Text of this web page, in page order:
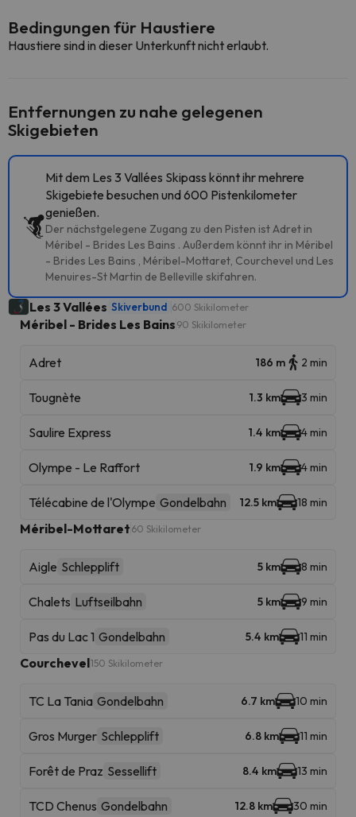
Bedingungen für Haustiere
Haustiere sind in dieser Unterkunft nicht erlaubt.
Entfernungen zu nahe gelegenen
Skigebieten
Mit dem Les 3 Vallées Skipass könnt ihr mehrere
Skigebiete besuchen und 600 Pistenkilometer
genießen.
Der nächstgelegene Zugang zu den Pisten ist Adret in
Méribel - Brides Les Bains . Außerdem könnt ihr in Méribel
- Brides Les Bains , Méribel-Mottaret, Courchevel und Les
Menuires-St Martin de Belleville skifahren.
Les 3 Vallées Skiverbund 600 Skikilometer
Méribel - Brides Les Bains 90 Skikilometer
Adret 186 m 2 min
Tougnète 1.3 km 3 min
Saulire Express 1.4 km 4 min
Olympe - Le Raffort 1.9 km 4 min
Télécabine de l'Olympe Gondelbahn 12.5 km 18 min
Méribel-Mottaret 60 Skikilometer
Aigle Schlepplift 5 km 8 min
Chalets Luftseilbahn 5 km 9 min
Pas du Lac 1 Gondelbahn 5.4 km 11 min
Courchevel150 Skikilometer
TC La Tania Gondelbahn 6.7 km 10 min
Gros Murger Schlepplift 6.8 km 11 min
Forêt de Praz Sessellift 8.4 km 13 min
TCD Chenus Gondelbahn 12.8 km 30 min